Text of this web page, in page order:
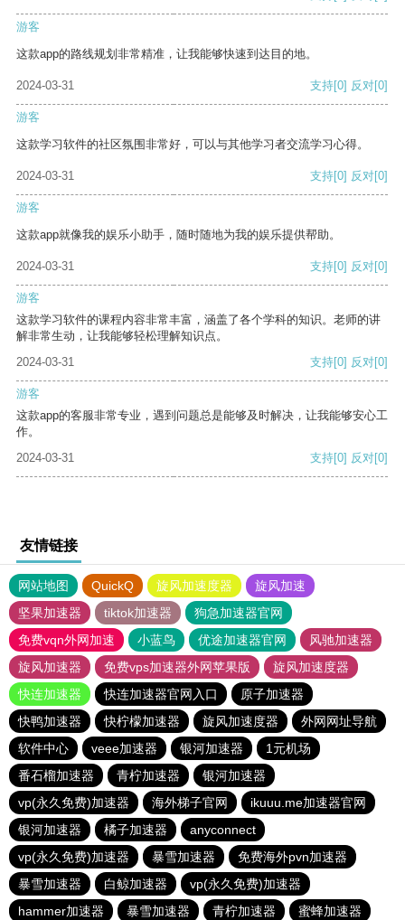
游客
这款app的路线规划非常精准，让我能够快速到达目的地。
2024-03-31 支持[0] 反对[0]
游客
这款学习软件的社区氛围非常好，可以与其他学习者交流学习心得。
2024-03-31 支持[0] 反对[0]
游客
这款app就像我的娱乐小助手，随时随地为我的娱乐提供帮助。
2024-03-31 支持[0] 反对[0]
游客
这款学习软件的课程内容非常丰富，涵盖了各个学科的知识。老师的讲
解非常生动，让我能够轻松理解知识点。
2024-03-31
支持[0] 反对[0]
游客
这款app的客服非常专业，遇到问题总是能够及时解决，让我能够安心工
作。
2024-03-31
支持[0] 反对[0]
友情链接
网站地图 QuickQ 旋风加速度器
旋风加速
坚果加速器
tiktok加速器
狗急加速器官网
免费vqn外网加速
小蓝鸟 优途加速器官网
风驰加速器
旋风加速器
免费vps加速器外网苹果版
旋风加速度器
快连加速器
快连加速器官网入口
原子加速器
快鸭加速器
快柠檬加速器 旋风加速度器
外网网址导航
软件中心
veee加速器 银河加速器
1元机场
番石榴加速器
青柠加速器
银河加速器
vp(永久免费)加速器
海外梯子官网
ikuuu.me加速器官网
银河加速器
橘子加速器
anyconnect
vp(永久免费)加速器
暴雪加速器
免费海外pvn加速器
暴雪加速器
白鲸加速器
vp(永久免费)加速器
hammer加速器
暴雪加速器 青柠加速器 蜜蜂加速器